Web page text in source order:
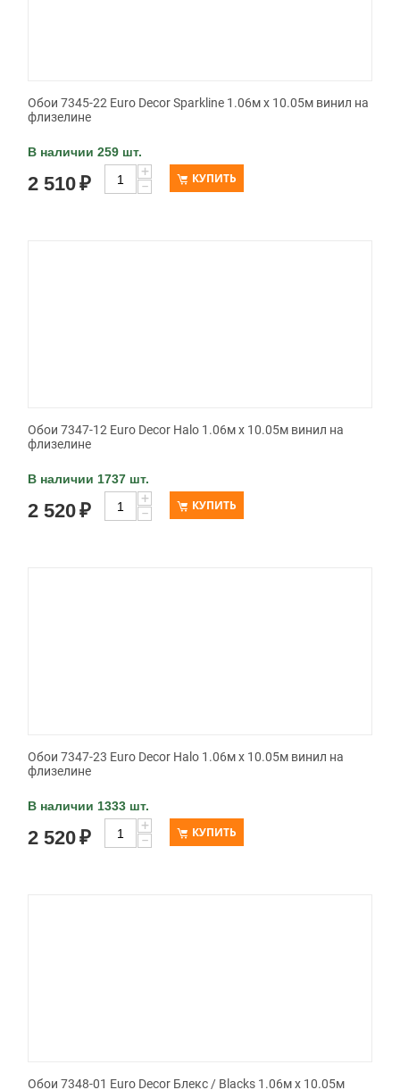
Обои 7345-22 Euro Decor Sparkline 1.06м x 10.05м винил на
флизелине
В наличии 259 шт.
2 510₽
+
−
КУПИТЬ
Обои 7347-12 Euro Decor Halo 1.06м x 10.05м винил на
флизелине
В наличии 1737 шт.
2 520₽
+
−
КУПИТЬ
Обои 7347-23 Euro Decor Halo 1.06м x 10.05м винил на
флизелине
В наличии 1333 шт.
2 520₽
+
−
КУПИТЬ
Обои 7348-01 Euro Decor Блекс / Blacks 1.06м x 10.05м